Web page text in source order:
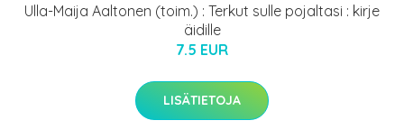
Ulla-Maija Aaltonen (toim.) : Terkut sulle pojaltasi : kirje
äidille
7.5 EUR
LISÄTIETOJA